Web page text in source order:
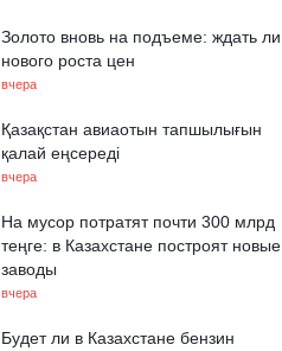
Золото вновь на подъеме: ждать ли
нового роста цен
вчера
Қазақстан авиаотын тапшылығын
қалай еңсереді
вчера
На мусор потратят почти 300 млрд
теңге: в Казахстане построят новые
заводы
вчера
Будет ли в Казахстане бензин